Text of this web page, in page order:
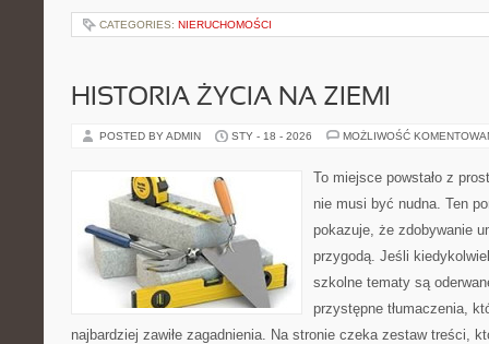
CATEGORIES: NIERUCHOMOŚCI
HISTORIA ŻYCIA NA ZIEMI
POSTED BY ADMIN STY - 18 - 2026 MOŻLIWOŚĆ
To miejsce powstało z
nie musi być nudna. Ten
pokazuje, że zdobywanie
przygodą. Jeśli
szkolne tematy są
przystępne tłumaczenia,
najbardziej zawiłe zagadnienia. Na stronie czeka zestaw treści,